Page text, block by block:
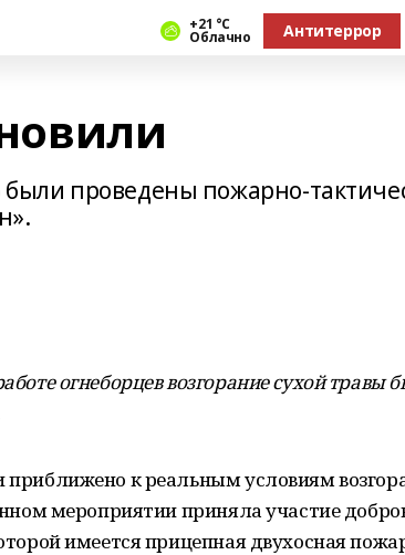
+21 °С
Облачно Антитеррор
проведены пожарно-
огнеборцев возгорание сухой травы
к реальным условиям
мероприятии приняла участие
имеется прицепная двухосная